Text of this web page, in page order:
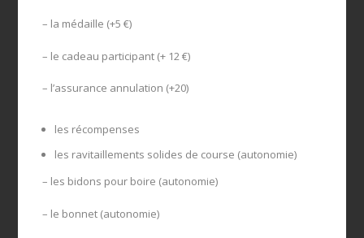
– la médaille (+5 €)
– le cadeau participant (+ 12 €)
– l’assurance annulation (+20)
les récompenses
les ravitaillements solides de course (autonomie)
– les bidons pour boire (autonomie)
– le bonnet (autonomie)